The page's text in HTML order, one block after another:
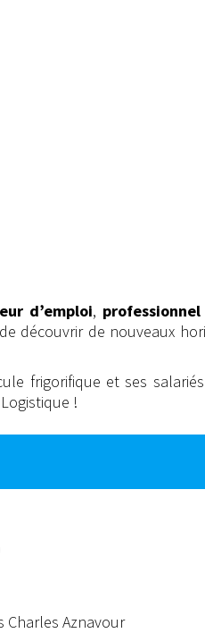
d’emploi, professionnel
découvrir de nouveaux
frigorifique et ses
!
Charles Aznavour